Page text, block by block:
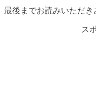
最後までお読みいただき
ス